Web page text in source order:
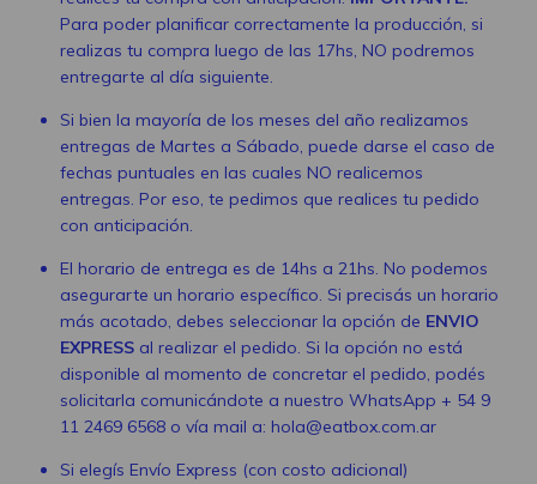
Para poder planificar correctamente la producción, si
realizas tu compra luego de las 17hs, NO podremos
entregarte al día siguiente.
Si bien la mayoría de los meses del año realizamos
entregas de Martes a Sábado, puede darse el caso de
fechas puntuales en las cuales NO realicemos
entregas. Por eso, te pedimos que realices tu pedido
con anticipación.
El horario de entrega es de 14hs a 21hs. No podemos
asegurarte un horario específico. Si precisás un horario
más acotado, debes seleccionar la opción de ENVIO
EXPRESS al realizar el pedido. Si la opción no está
disponible al momento de concretar el pedido, podés
solicitarla comunicándote a nuestro WhatsApp + 54 9
11 2469 6568 o vía mail a: hola@eatbox.com.ar
Si elegís Envío Express (con costo adicional)